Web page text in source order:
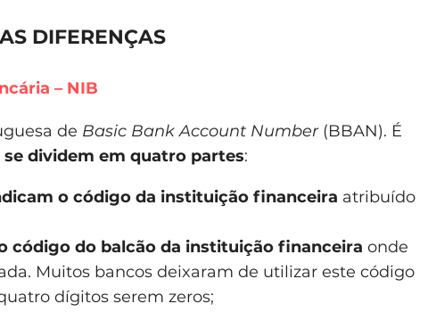
DIFERENÇAS
– NIB
de Basic Bank Account Number(BBAN). É
dividem em quatro partes:
o código da instituição financeira atribuído
código do balcão da instituição financeira onde
Muitos bancos deixaram de utilizar este código
dígitos serem zeros;